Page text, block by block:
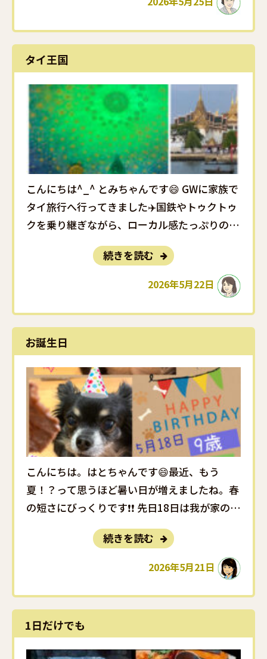
タイ王国
こんにちは^_^ とみちゃんです😄 GWに家族で
タイ旅行へ行ってきました✈️国鉄やトゥクトゥ
クを乗り継ぎながら、ローカル感たっぷりの旅
を満喫してきました🙌 今回どうしても行きた
かったのが、世界遺産・アユタヤ遺跡。1350
年頃に栄えたアユタヤ王朝の歴史が残る場所
続きを読む
2026年5月22日
お誕生日
こんにちは。はとちゃんです😄最近、もう
夏！？って思うほど暑い日が増えましたね。春
の短さにびっくりです❗❗ 先日18日は我が家のこ
この9歳のお誕生日でした🐶🎊昨年は娘が『あ
ーーーー！今日こっちゃんの誕生日やー』って
18日があと１時間で終わってしまう時に気がつ
き、寝る前に慌てて『お誕生日おめでとう･･･
続きを読む
2026年5月21日
1日だけでも